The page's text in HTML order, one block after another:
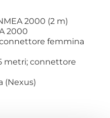
2000 (2 m)
2000
femmina
metri; connettore
(Nexus)